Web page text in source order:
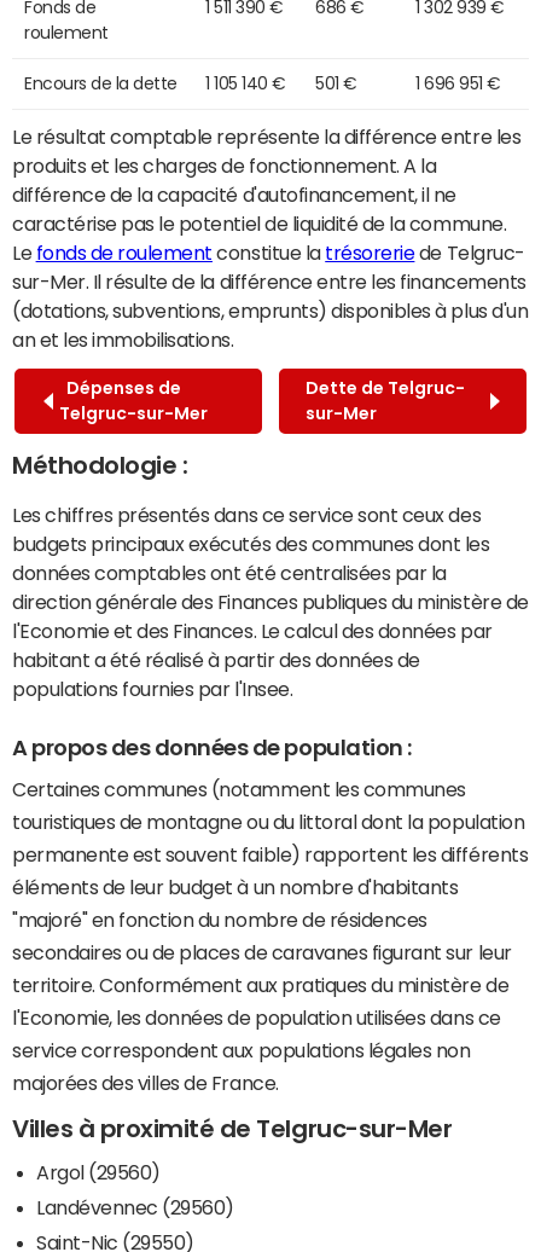
Fonds de
roulement
1 511 390 € 686 € 1 302 939 €
Encours de la dette 1 105 140 € 501 € 1 696 951 €
Le résultat comptable représente la différence entre les
produits et les charges de fonctionnement. A la
différence de la capacité d'autofinancement, il ne
caractérise pas le potentiel de liquidité de la commune.
Le fonds de roulement constitue la trésoreriede Telgruc-
sur-Mer. Il résulte de la différence entre les financements
(dotations, subventions, emprunts) disponibles à plus d'un
an et les immobilisations.
Dépenses de
Telgruc-sur-Mer
Dette de Telgruc-
sur-Mer
Méthodologie :
Les chiffres présentés dans ce service sont ceux des
budgets principaux exécutés des communes dont les
données comptables ont été centralisées par la
direction générale des Finances publiques du ministère de
l'Economie et des Finances. Le calcul des données par
habitant a été réalisé à partir des données de
populations fournies par l'Insee.
A propos des données de population :
Certaines communes (notamment les communes
touristiques de montagne ou du littoral dont la population
permanente est souvent faible) rapportent les différents
éléments de leur budget à un nombre d'habitants
"majoré" en fonction du nombre de résidences
secondaires ou de places de caravanes figurant sur leur
territoire. Conformément aux pratiques du ministère de
l'Economie, les données de population utilisées dans ce
service correspondent aux populations légales non
majorées des villes de France.
Villes à proximité de Telgruc-sur-Mer
Argol (29560)
Landévennec (29560)
Saint-Nic (29550)